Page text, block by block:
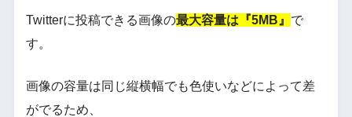
Twitterに投稿できる画像の最大容量は『5MB』 で
す。
画像の容量は同じ縦横幅でも色使いなどによって差
がでるため、